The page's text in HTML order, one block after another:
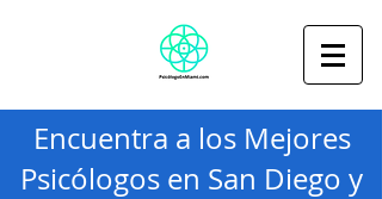
Encuentra a los Mejores
Psicólogos en San Diego y